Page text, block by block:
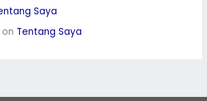
Saya
on Tentang Saya